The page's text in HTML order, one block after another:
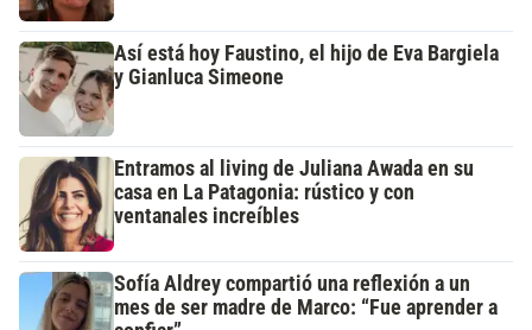
Así está hoy Faustino, el hijo de Eva Bargiela
y Gianluca Simeone
Entramos al living de Juliana Awada en su
casa en La Patagonia: rústico y con
ventanales increíbles
Sofía Aldrey compartió una reflexión a un
mes de ser madre de Marco: “Fue aprender a